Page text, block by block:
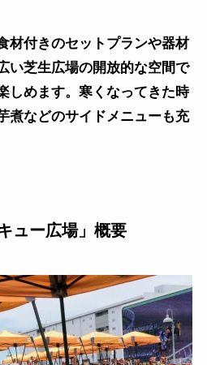
材付きのセットプランや器材
い芝生広場の開放的な空間で
しめます。寒くなってきた時
煮などのサイドメニューも充
ュー広場」概要